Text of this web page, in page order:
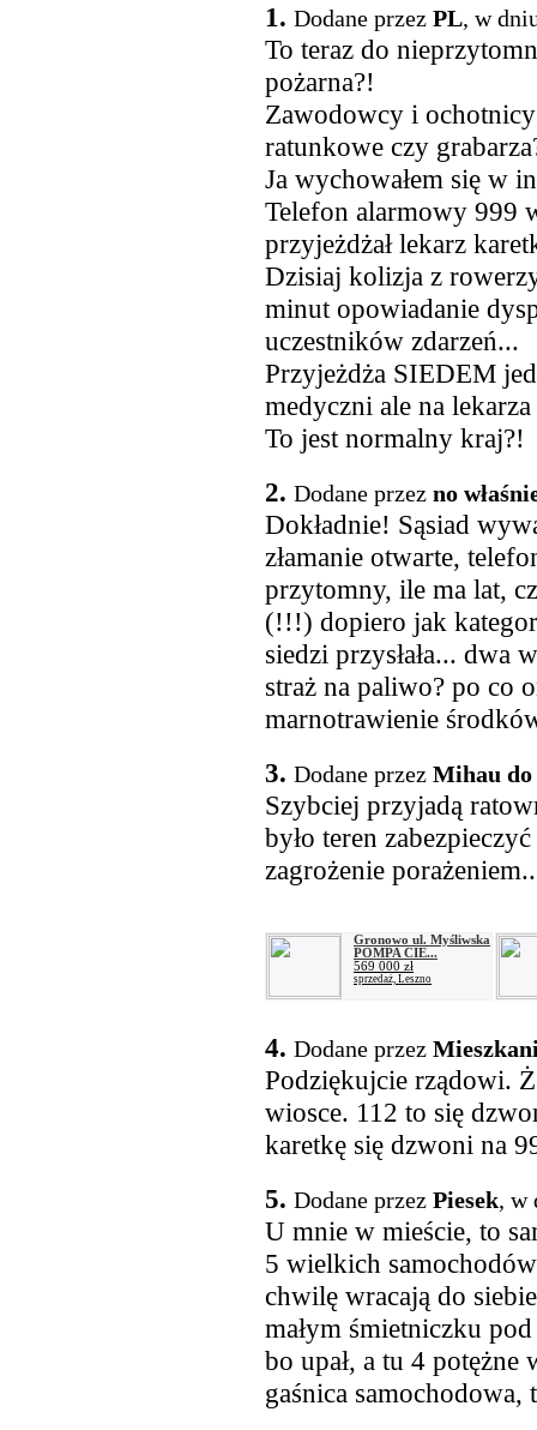
1. Dodane przez PL, w
To teraz do
pożarna?!
Zawodowcy i
ratunkowe czy
Ja wychowałem się w
Telefon alarmowy 999
przyjeżdżał lekarz
Dzisiaj kolizja z
minut opowiadanie
uczestników zdarzeń...
Przyjeżdża SIEDEM
medyczni ale na
To jest normalny kraj?!
2. Dodane przez no
Dokładnie! Sąsiad
złamanie otwarte,
przytomny, ile ma lat,
(!!!) dopiero jak
siedzi przysłała... dwa
straż na paliwo? po co
marnotrawienie
3. Dodane przez Mihau do
Szybciej przyjadą
było teren
zagrożenie
Gronowo ul. Myśliwska
POMPA CIE...
569 000 zł
sprzedaż, Leszno
4. Dodane przez
Podziękujcie rządowi.
wiosce. 112 to się
karetkę się dzwoni na
5. Dodane przez Piesek, w
U mnie w mieście, to
5 wielkich samochodów
chwilę wracają do
małym śmietniczku
bo upał, a tu 4 potężne
gaśnica